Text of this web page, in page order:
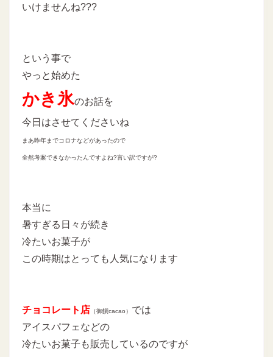
いけませんね???
という事で
やっと始めた
かき氷のお話を
今日はさせてくださいね
まあ昨年までコロナなどがあったので
全然考案できなかったんですよね?言い訳ですが?
本当に
暑すぎる日々が続き
冷たいお菓子が
この時期はとっても人気になります
チョコレート店 （御饌cacao） では
アイスパフェなどの
冷たいお菓子も販売しているのですが